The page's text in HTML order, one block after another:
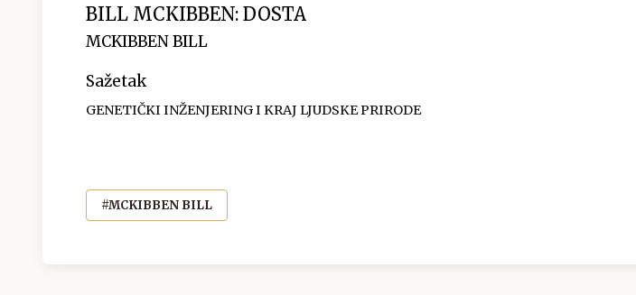
BILL MCKIBBEN: DOSTA
MCKIBBEN BILL
Sažetak
GENETIČKI INŽENJERING I KRAJ LJUDSKE PRIRODE
#MCKIBBEN BILL